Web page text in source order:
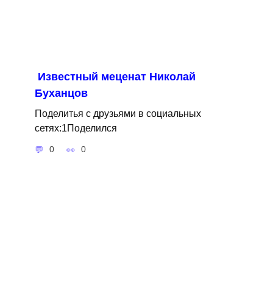
Известный меценат Николай
Буханцов
Поделитья с друзьями в социальных
сетях:1Поделился
0 0